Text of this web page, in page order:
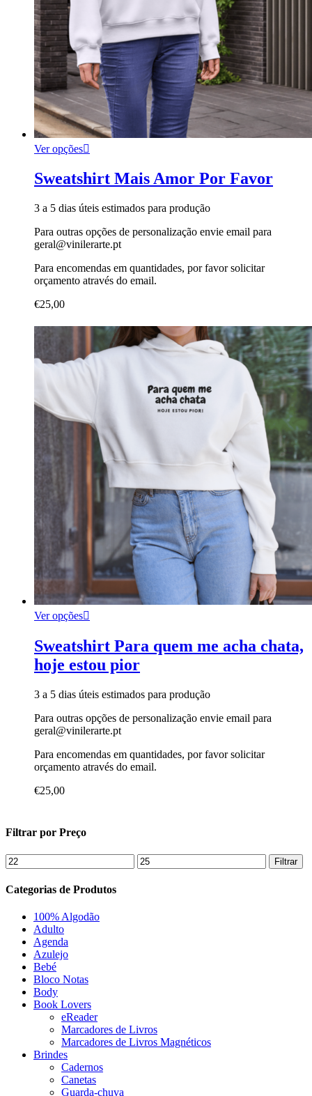
Ver opções
Sweatshirt Mais Amor Por Favor
3 a 5 dias úteis estimados para produção
Para outras opções de personalização envie email para
geral@vinilerarte.pt
Para encomendas em quantidades, por favor solicitar
orçamento através do email.
€25,00
Ver opções
Sweatshirt Para quem me acha chata,
hoje estou pior
3 a 5 dias úteis estimados para produção
Para outras opções de personalização envie email para
geral@vinilerarte.pt
Para encomendas em quantidades, por favor solicitar
orçamento através do email.
€25,00
Filtrar por Preço
Preço
mínimo
Preço
máximo
Filtrar
Categorias de Produtos
100% Algodão
Adulto
Agenda
Azulejo
Bebé
Bloco Notas
Body
Book Lovers
eReader
Marcadores de Livros
Marcadores de Livros Magnéticos
Brindes
Cadernos
Canetas
Guarda-chuva